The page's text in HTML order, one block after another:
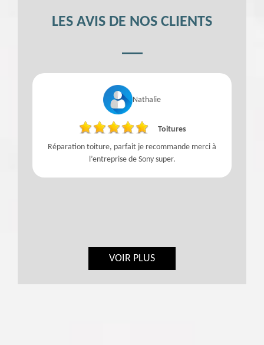
LES AVIS DE NOS CLIENTS
Nathalie
Toitures
Réparation toiture, parfait je recommande merci à
l’entreprise de Sony super.
VOIR PLUS